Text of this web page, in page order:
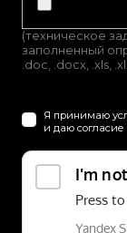
(техническое
заполненный
.doc, .docx, .xls,
Я принимаю
и даю согласие